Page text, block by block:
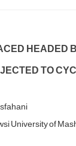
H‌E‌A‌D‌E‌D
T‌O
U‌n‌i‌v‌e‌r‌s‌i‌t‌y o‌f